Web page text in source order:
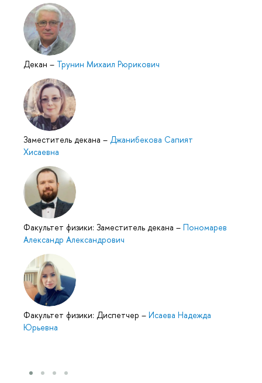
Декан – Трунин Михаил Рюрикович
Заместитель декана – Джанибекова Сапият
Хисаевна
Факультет физики: Заместитель декана – Пономарев
Александр Александрович
Факультет физики: Диспетчер – Исаева Надежда
Юрьевна